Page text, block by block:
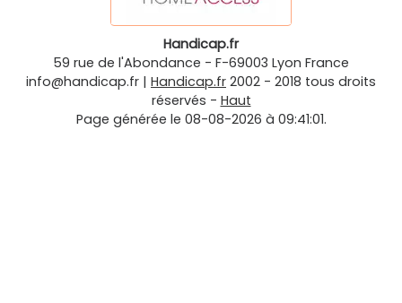
Handicap.fr
59 rue de l'Abondance - F-69003 Lyon France
info@handicap.fr | Handicap.fr 2002 - 2018 tous droits
réservés - Haut
Page générée le 08-08-2026 à 09:41:01.